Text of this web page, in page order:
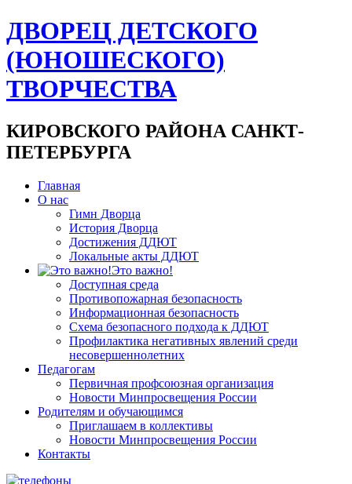
ДВОРЕЦ ДЕТСКОГО
(ЮНОШЕСКОГО)
ТВОРЧЕСТВА
КИРОВСКОГО РАЙОНА САНКТ-
ПЕТЕРБУРГА
Главная
О нас
Гимн Дворца
История Дворца
Достижения ДДЮТ
Локальные акты ДДЮТ
Это важно!
Доступная среда
Противопожарная безопасность
Информационная безопасность
Схема безопасного подхода к ДДЮТ
Профилактика негативных явлений среди
несовершеннолетних
Педагогам
Первичная профсоюзная организация
Новости Минпросвещения России
Родителям и обучающимся
Приглашаем в коллективы
Новости Минпросвещения России
Контакты